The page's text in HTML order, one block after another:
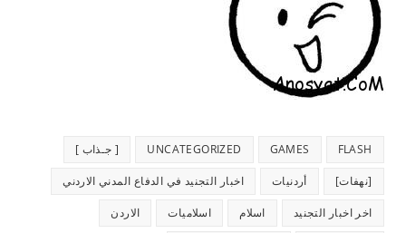
FLASH
GAMES
UNCATEGORIZED [ جـذاب ]
[نهفات] أردنيات اخبار التجنيد في الدفاع المدني الاردني
اخر اخبار التجنيد اسلام اسلاميات الاردن